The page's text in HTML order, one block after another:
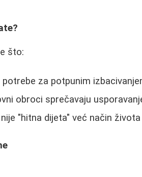
što:
potrebe za potpunim
obroci sprečavaju
"hitna dijeta" već način života